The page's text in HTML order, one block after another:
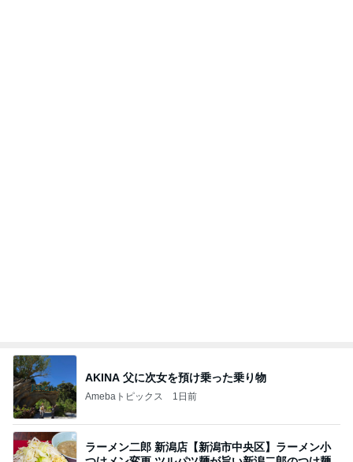
AKINA 父に次女を預け乗った乗り物
Amebaトピックス 1日前
ラーメン二郎 新潟店【新潟市中央区】ラーメン小